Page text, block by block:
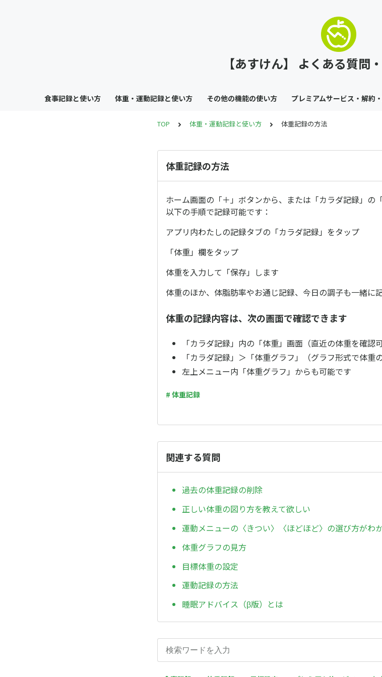
【あすけん】 よくある質問
食事記録と使い方 体重・運動記録と使い方 その他の機能の使い方 プレミアムサービス・解約
TOP 体重・運動記録と使い方 体重記録の方法
体重記録の方法
ホーム画面の「＋」ボタンから、または「カラダ記録」の
以下の手順で記録可能です：
アプリ内わたしの記録タブの「カラダ記録」をタップ
「体重」欄をタップ
体重を入力して「保存」します
体重のほか、体脂肪率やお通じ記録、今日の調子も一緒に記
体重の記録内容は、次の画面で確認できます
「カラダ記録」内の「体重」画面（直近の体重を確認可
「カラダ記録」＞「体重グラフ」（グラフ形式で体重
左上メニュー内「体重グラフ」からも可能です
# 体重記録
関連する質問
過去の体重記録の削除
正しい体重の図り方を教えて欲しい
運動メニューの〈きつい〉〈ほどほど〉の選び方がわ
体重グラフの見方
目標体重の設定
運動記録の方法
睡眠アドバイス（β版）とは